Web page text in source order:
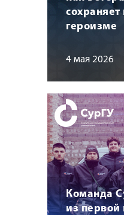
героизме
4 мая 2026
Команда
из первой